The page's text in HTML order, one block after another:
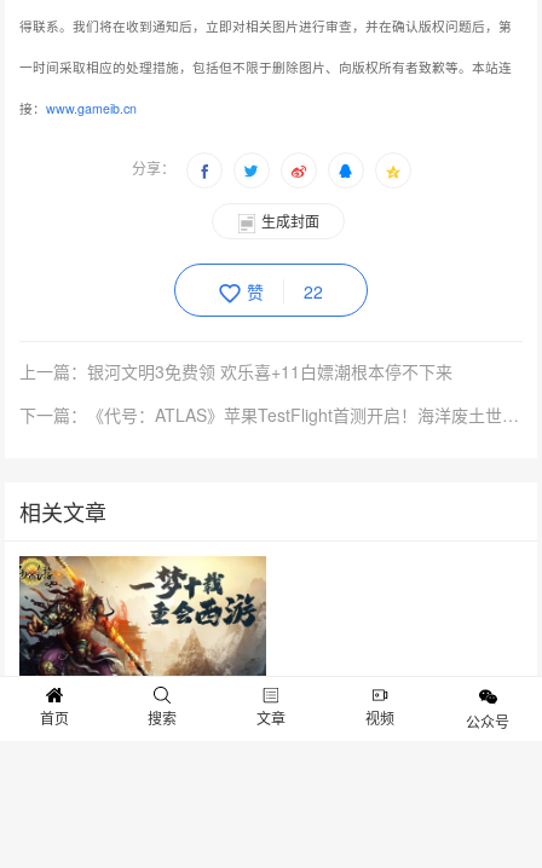
得联系。我们将在收到通知后，立即对相关图片进行审查，并在确认版权问题后，第
一时间采取相应的处理措施，包括但不限于删除图片、向版权所有者致歉等。本站连
接：www.gameib.cn
分享：
生成封面
赞 22
上一篇：银河文明3免费领 欢乐喜+11白嫖潮根本停不下来
下一篇：《代号：ATLAS》苹果TestFlight首测开启！海洋废土世界的神秘面纱今日掀开
相关文章
《西游3》1月13日删档测试来
首页 搜索 文章 视频 公众号